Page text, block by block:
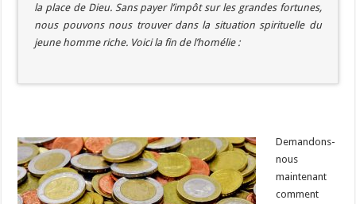
la place de Dieu. Sans payer l’impôt sur les grandes fortunes,
nous pouvons nous trouver dans la situation spirituelle du
jeune homme riche. Voici la fin de l’homélie :
Demandons-
nous
maintenant
comment